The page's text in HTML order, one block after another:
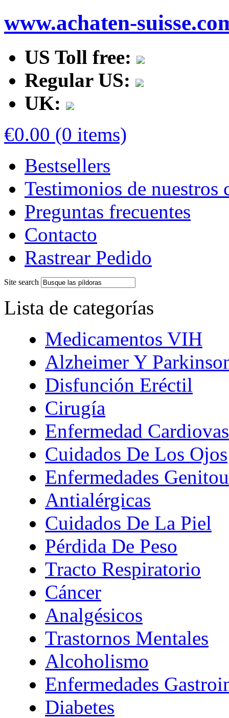
www.achaten-
US Toll free:
Regular US:
UK:
€0.00 (0 items)
Bestsellers
Testimonios de nuestros
Preguntas frecuentes
Contacto
Rastrear Pedido
Site search
Lista de categorías
Medicamentos VIH
Alzheimer Y
Disfunción Eréctil
Cirugía
Enfermedad
Cuidados De Los Ojos
Enfermedades
Antialérgicas
Cuidados De La Piel
Pérdida De Peso
Tracto Respiratorio
Cáncer
Analgésicos
Trastornos Mentales
Alcoholismo
Enfermedades
Diabetes